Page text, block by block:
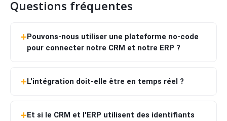
Questions fréquentes
Pouvons-nous utiliser une plateforme no-code
pour connecter notre CRM et notre ERP ?
L'intégration doit-elle être en temps réel ?
Et si le CRM et l'ERP utilisent des identifiants